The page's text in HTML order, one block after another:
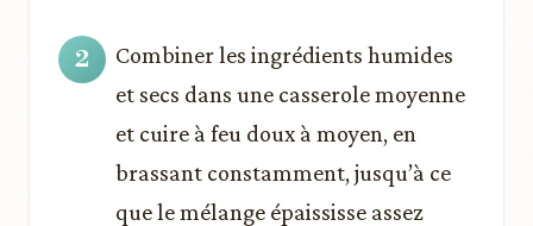
Combiner les ingrédients humides
et secs dans une casserole moyenne
et cuire à feu doux à moyen, en
brassant constamment, jusqu’à ce
que le mélange épaississe assez